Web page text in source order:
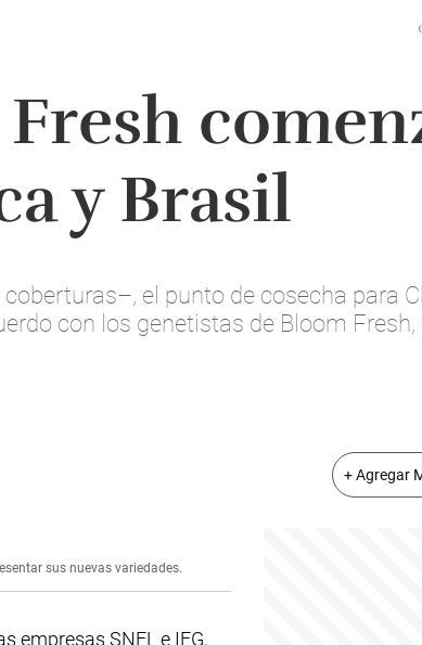
y Brasil
el punto de cosecha para
con los genetistas de Bloom
+ Agregar
sus nuevas variedades.
empresas SNFL e IFG,